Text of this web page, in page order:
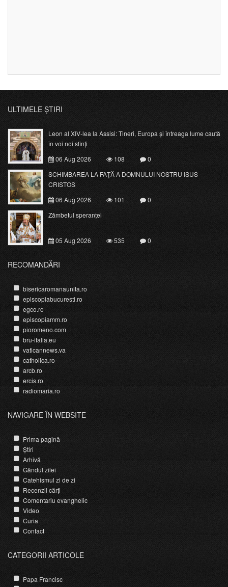
ULTIMELE ȘTIRI
Leon al XIV-lea la Assisi: Tineri, Europa și întreaga lume caută
în voi noi sfinți
06 Aug 2026
108
0
SCHIMBAREA LA FAŢĂ A DOMNULUI NOSTRU ISUS
CRISTOS
06 Aug 2026
101
0
Zâmbetul speranței
05 Aug 2026 535 0
RECOMANDĂRI
bisericaromanaunita.ro
episcopiabucuresti.ro
egco.ro
episcopiamm.ro
pioromeno.com
bru-italia.eu
vaticannews.va
catholica.ro
arcb.ro
ercis.ro
radiomaria.ro
NAVIGARE ÎN WEBSITE
Prima pagină
Știri
Arhivă
Gândul zilei
Catehismul zi de zi
Recenzii cărți
Comentariu evanghelic
Video
Curia
Contact
CATEGORII ARTICOLE
Papa Francisc